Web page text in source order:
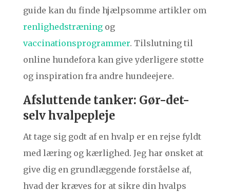
guide kan du finde hjælpsomme artikler om
renlighedstræningog
vaccinationsprogrammer. Tilslutning til
online hundefora kan give yderligere støtte
og inspiration fra andre hundeejere.
Afsluttende tanker: Gør-det-
selv hvalpepleje
At tage sig godt af en hvalp er en rejse fyldt
med læring og kærlighed. Jeg har ønsket at
give dig en grundlæggende forståelse af,
hvad der kræves for at sikre din hvalps